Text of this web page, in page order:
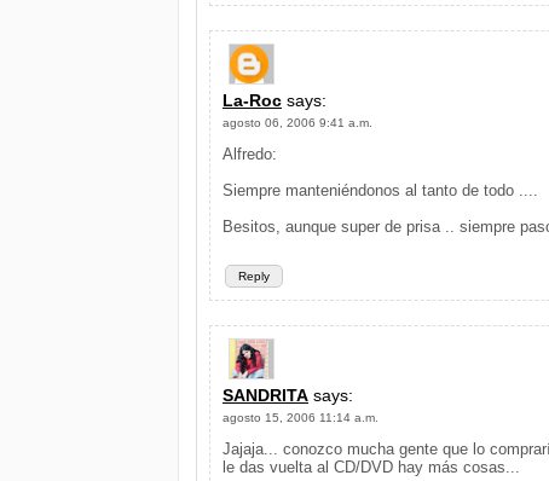
La-Roc says:
agosto 06, 2006 9:41 a.m.
Reply
Alfredo:
Siempre manteniéndonos al tanto de todo ....
Besitos, aunque super de prisa .. siempre
SANDRITA says:
agosto 15, 2006 11:14 a.m.
Jajaja... conozco mucha gente que lo
le das vuelta al CD/DVD hay más cosas...